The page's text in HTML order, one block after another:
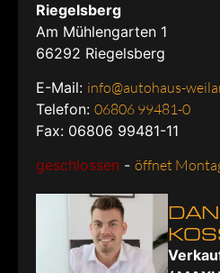
Riegelsberg
Am Mühlengarten 1
66292 Riegelsberg
E-Mail: info@autohaus-
Telefon: 06806 99481-0
Fax: 06806 99481-11
geschlossen - öffnet